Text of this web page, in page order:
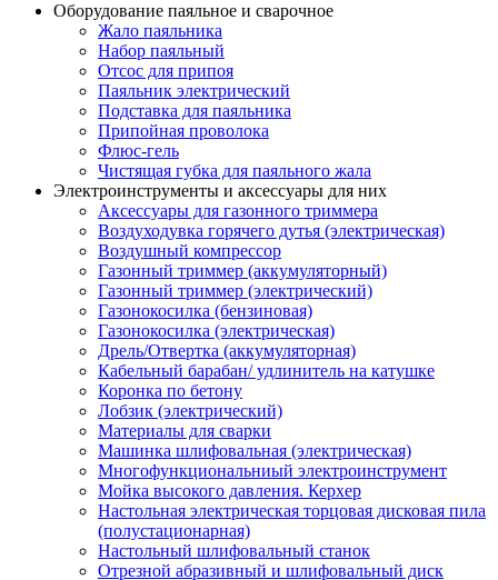
Оборудование паяльное и сварочное
Жало паяльника
Набор паяльный
Отсос для припоя
Паяльник электрический
Подставка для паяльника
Припойная проволока
Флюс-гель
Чистящая губка для паяльного жала
Электроинструменты и аксессуары для них
Аксессуары для газонного триммера
Воздуходувка горячего дутья (электрическая)
Воздушный компрессор
Газонный триммер (аккумуляторный)
Газонный триммер (электрический)
Газонокосилка (бензиновая)
Газонокосилка (электрическая)
Дрель/Отвертка (аккумуляторная)
Кабельный барабан/ удлинитель на катушке
Коронка по бетону
Лобзик (электрический)
Материалы для сварки
Машинка шлифовальная (электрическая)
Многофункциональниый электроинструмент
Мойка высокого давления. Керхер
Настольная электрическая торцовая дисковая пила
(полустационарная)
Настольный шлифовальный станок
Отрезной абразивный и шлифовальный диск